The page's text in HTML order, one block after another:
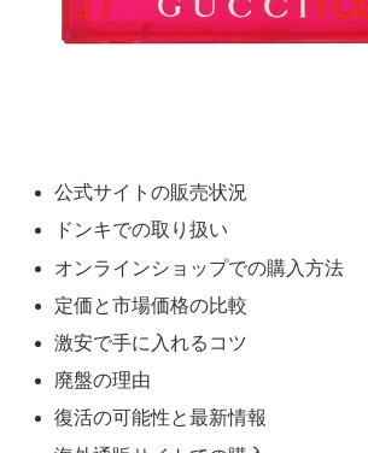
公式サイトの販売状況
ドンキでの取り扱い
オンラインショップでの購入方法
定価と市場価格の比較
激安で手に入れるコツ
廃盤の理由
復活の可能性と最新情報